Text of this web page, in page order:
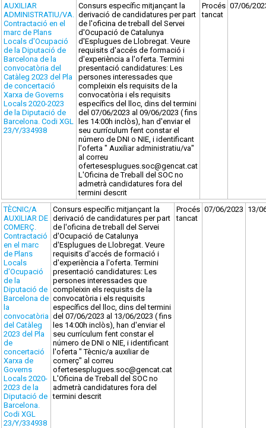
AUXILIAR
ADMINISTRATIU/VA.
Contractació en el
marc de Plans
Locals d'Ocupació
de la Diputació de
Barcelona de la
convocatòria del
Catàleg 2023 del Pla
de concertació
Xarxa de Governs
Locals 2020-2023
de la Diputació de
Barcelona. Codi XGL
23/Y/334938
Consurs específic mitjançant la
derivació de candidatures per part
de l'oficina de treball del Servei
d'Ocupació de Catalunya
d'Esplugues de Llobregat. Veure
requisits d'accés de formació i
d'experiència a l'oferta. Termini
presentació candidatures: Les
persones interessades que
compleixin els requisits de la
convocatòria i els requisits
específics del lloc, dins del termini
del 07/06/2023 al 09/06/2023 ( fins
les 14:00h inclòs), han d'enviar el
seu currículum fent constar el
número de DNI o NIE, i identificant
l'oferta " Auxiliar administratiu/va"
al correu
ofertesesplugues.soc@gencat.cat
L'Oficina de Treball del SOC no
admetrà candidatures fora del
termini descrit
Procés
tancat
07/06/
TÈCNIC/A
AUXILIAR DE
COMERÇ.
Contractació
en el marc
de Plans
Locals
d'Ocupació
de la
Diputació de
Barcelona de
la
convocatòria
del Catàleg
2023 del Pla
de
concertació
Xarxa de
Governs
Locals 2020-
2023 de la
Diputació de
Barcelona.
Codi XGL
23/Y/334938
Consurs específic mitjançant la
derivació de candidatures per part
de l'oficina de treball del Servei
d'Ocupació de Catalunya
d'Esplugues de Llobregat. Veure
requisits d'accés de formació i
d'experiència a l'oferta. Termini
presentació candidatures: Les
persones interessades que
compleixin els requisits de la
convocatòria i els requisits
específics del lloc, dins del termini
del 07/06/2023 al 13/06/2023 ( fins
les 14:00h inclòs), han d'enviar el
seu currículum fent constar el
número de DNI o NIE, i identificant
l'oferta " Tècnic/a auxiliar de
comerç" al correu
ofertesesplugues.soc@gencat.cat
L'Oficina de Treball del SOC no
admetrà candidatures fora del
termini descrit
Procés
tancat
07/06/2023 13/